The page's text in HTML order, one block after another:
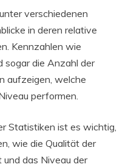
verschiedenen
in deren relative
Kennzahlen wie
sogar die Anzahl der
aufzeigen, welche
performen.
Statistiken ist es wichtig,
wie die Qualität der
das Niveau der